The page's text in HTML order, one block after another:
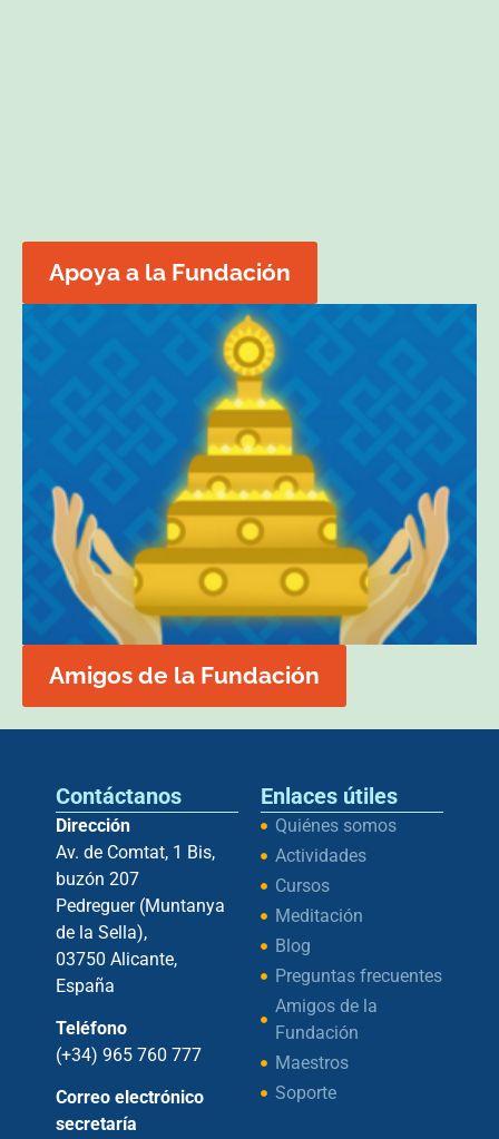
Apoya a la Fundación
Amigos de la Fundación
Contáctanos
Dirección
Av. de Comtat, 1 Bis,
buzón 207
Pedreguer (Muntanya
de la Sella),
03750 Alicante,
España
Teléfono
(+34) 965 760 777
Correo electrónico
secretaría
Enlaces útiles
Quiénes somos
Actividades
Cursos
Meditación
Blog
Preguntas frecuentes
Amigos de la
Fundación
Maestros
Soporte